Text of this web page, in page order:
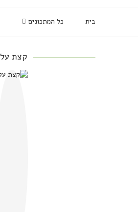
בית כל המתכונים
קצת